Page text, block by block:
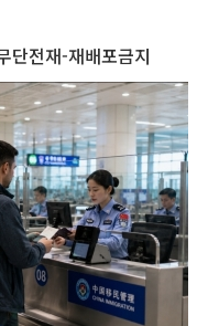
전재-재배포금지